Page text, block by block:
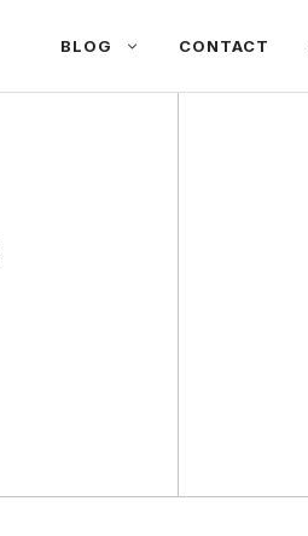
BLOG CONTACT